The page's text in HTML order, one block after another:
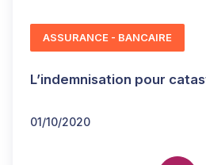
L’indemnisation pour
01/10/2020
ASSURANCE - BANCAIRE